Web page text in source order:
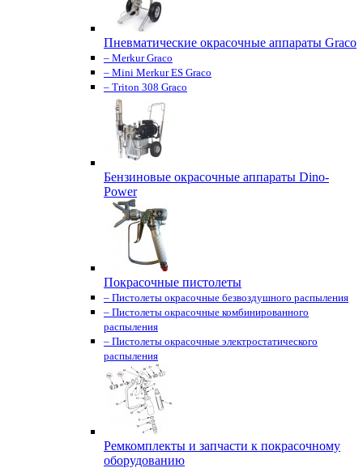
Пневматические окрасочные аппараты Graco
– Merkur Graco
– Mini Merkur ES Graco
– Triton 308 Graco
Бензиновые окрасочные аппараты Dino-
Power
Покрасочные пистолеты
– Пистолеты окрасочные безвоздушного распыления
– Пистолеты окрасочные комбинированного
распыления
– Пистолеты окрасочные электростатического
распыления
Ремкомплекты и запчасти к покрасочному
оборудованию